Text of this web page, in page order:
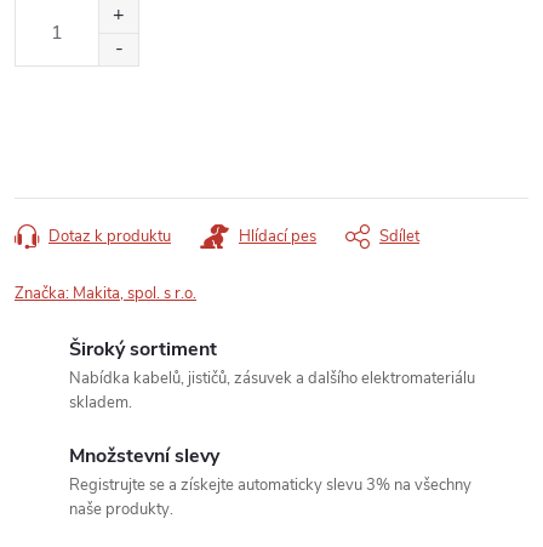
Dotaz k produktu Hlídací pes Sdílet
Značka: Makita, spol. s r.o.
Široký sortiment
Nabídka kabelů, jističů, zásuvek a dalšího elektromateriálu
skladem.
Množstevní slevy
Registrujte se a získejte automaticky slevu 3% na všechny
naše produkty.